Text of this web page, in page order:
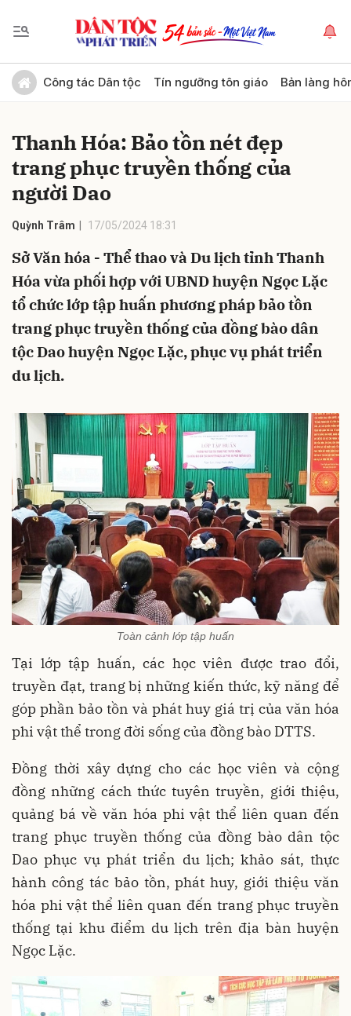
Công tác Dân tộc Tín ngưỡng tôn giáo Bản làng
Thanh Hóa: Bảo tồn nét đẹp
trang phục truyền thống của
người Dao
Quỳnh Trâm 17/05/2024 18:31
Sở Văn hóa - Thể thao và Du lịch tỉnh Thanh
Hóa vừa phối hợp với UBND huyện Ngọc Lặc
tổ chức lớp tập huấn phương pháp bảo tồn
trang phục truyền thống của đồng bào dân
tộc Dao huyện Ngọc Lặc, phục vụ phát triển
du lịch.
Toàn cảnh lớp tập huấn
Tại lớp tập huấn, các học viên được trao đổi,
truyền đạt, trang bị những kiến thức, kỹ năng để
góp phần bảo tồn và phát huy giá trị của văn hóa
phi vật thể trong đời sống của đồng bào DTTS.
Đồng thời xây dựng cho các học viên và cộng
đồng những cách thức tuyên truyền, giới thiệu,
quảng bá về văn hóa phi vật thể liên quan đến
trang phục truyền thống của đồng bào dân tộc
Dao phục vụ phát triển du lịch; khảo sát, thực
hành công tác bảo tồn, phát huy, giới thiệu văn
hóa phi vật thể liên quan đến trang phục truyền
thống tại khu điểm du lịch trên địa bàn huyện
Ngọc Lặc.
Gửi bình luận